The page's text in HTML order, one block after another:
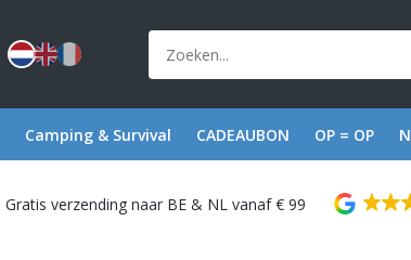
Camping & Survival CADEAUBON OP = OP
Gratis verzending naar BE & NL vanaf € 99